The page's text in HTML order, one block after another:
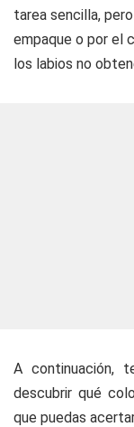
tarea sencilla,
empaque o por el
los labios no
A continuación,
descubrir qué
que puedas